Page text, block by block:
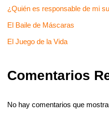
¿Quién es responsable de mi
El Baile de Máscaras
El Juego de la Vida
Comentarios
No hay comentarios que